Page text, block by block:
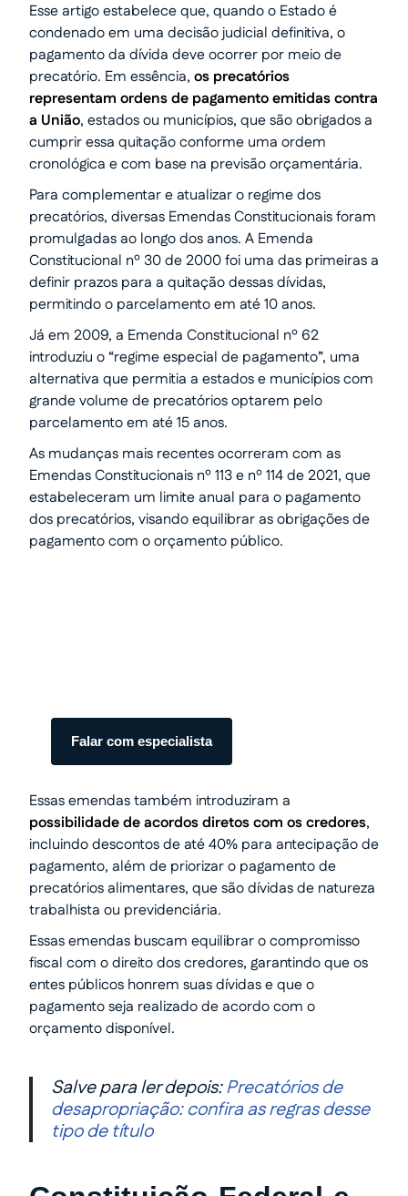
Esse artigo estabelece que, quando o Estado é
condenado em uma decisão judicial definitiva, o
pagamento da dívida deve ocorrer por meio de
precatório. Em essência, os precatórios
representam ordens de pagamento emitidas contra
a União, estados ou municípios, que são obrigados a
cumprir essa quitação conforme uma ordem
cronológica e com base na previsão orçamentária.
Para complementar e atualizar o regime dos
precatórios, diversas Emendas Constitucionais foram
promulgadas ao longo dos anos. A Emenda
Constitucional nº 30 de 2000 foi uma das primeiras a
definir prazos para a quitação dessas dívidas,
permitindo o parcelamento em até 10 anos.
Já em 2009, a Emenda Constitucional nº 62
introduziu o “regime especial de pagamento”, uma
alternativa que permitia a estados e municípios com
grande volume de precatórios optarem pelo
parcelamento em até 15 anos.
As mudanças mais recentes ocorreram com as
Emendas Constitucionais nº 113 e nº 114 de 2021, que
estabeleceram um limite anual para o pagamento
dos precatórios, visando equilibrar as obrigações de
pagamento com o orçamento público.
Falar com especialista
Essas emendas também introduziram a
possibilidade de acordos diretos com os credores,
incluindo descontos de até 40% para antecipação de
pagamento, além de priorizar o pagamento de
precatórios alimentares, que são dívidas de natureza
trabalhista ou previdenciária.
Essas emendas buscam equilibrar o compromisso
fiscal com o direito dos credores, garantindo que os
entes públicos honrem suas dívidas e que o
pagamento seja realizado de acordo com o
orçamento disponível.
Salve para ler depois:Precatórios de
desapropriação: confira as regras desse
tipo de título